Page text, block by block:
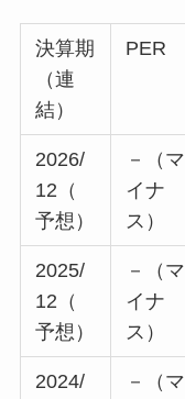
決算期
（連
結）
PER
2026/
12（
予想）
－（マ
イナ
ス）
2025/
12（
予想）
－（マ
イナ
ス）
2024/
－（マ